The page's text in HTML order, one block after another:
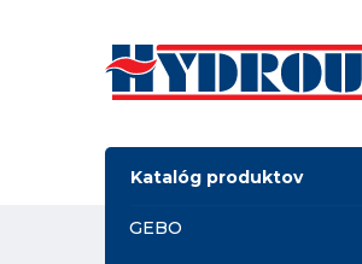
Katalóg produktov
GEBO